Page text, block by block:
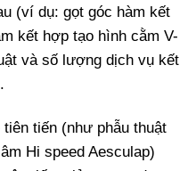
(ví dụ: gọt góc hàm kết
kết hợp tạo hình cằm V-
và số lượng dịch vụ kết
tiến (như phẫu thuật
Hi speed Aesculap)